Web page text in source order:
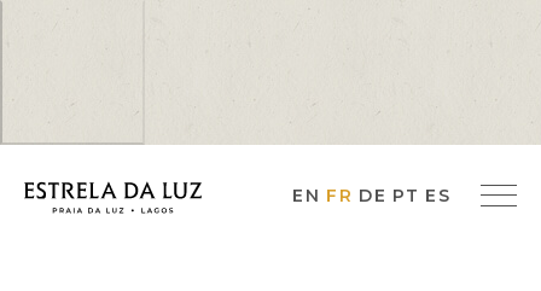
EN FR DE PT ES